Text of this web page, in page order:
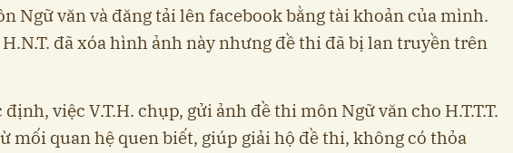
Ngữ văn và đăng tải lên facebook bằng tài khoản của mình.
đã xóa hình ảnh này nhưng đề thi đã bị lan truyền trên
việc V.T.H. chụp, gửi ảnh đề thi môn Ngữ văn cho H.T.T.T.
mối quan hệ quen biết, giúp giải hộ đề thi, không có thỏa